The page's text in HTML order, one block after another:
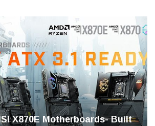
X870E Motherboards- Built